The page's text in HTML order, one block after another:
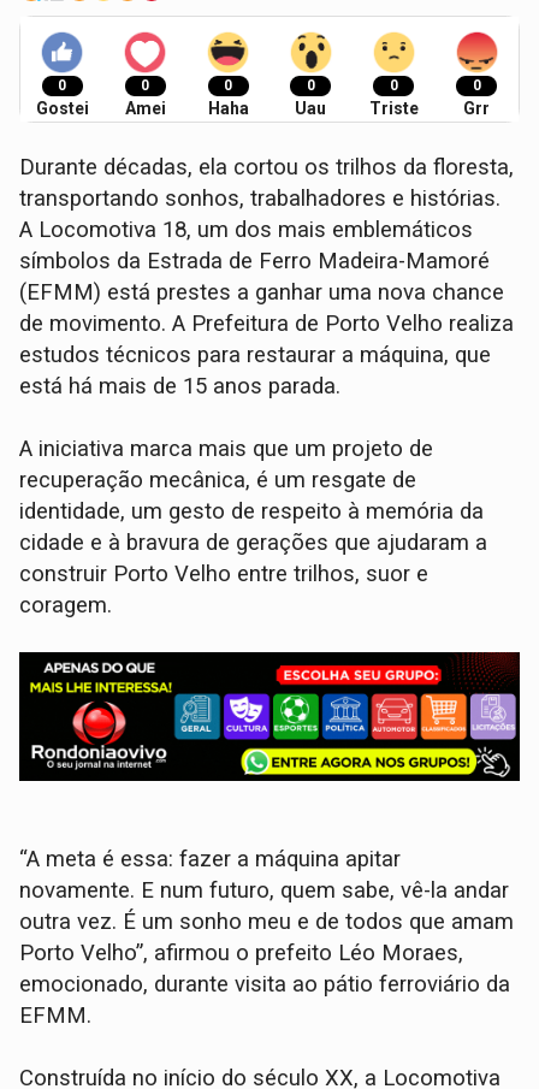
0
Gostei
0
Amei
0
Haha
0
Uau
0
Triste
0
Grr
Durante décadas, ela cortou os trilhos da floresta,
transportando sonhos, trabalhadores e histórias.
A Locomotiva 18, um dos mais emblemáticos
símbolos da Estrada de Ferro Madeira-Mamoré
(EFMM) está prestes a ganhar uma nova chance
de movimento. A Prefeitura de Porto Velho realiza
estudos técnicos para restaurar a máquina, que
está há mais de 15 anos parada.
A iniciativa marca mais que um projeto de
recuperação mecânica, é um resgate de
identidade, um gesto de respeito à memória da
cidade e à bravura de gerações que ajudaram a
construir Porto Velho entre trilhos, suor e
coragem.
“A meta é essa: fazer a máquina apitar
novamente. E num futuro, quem sabe, vê-la andar
outra vez. É um sonho meu e de todos que amam
Porto Velho”, afirmou o prefeito Léo Moraes,
emocionado, durante visita ao pátio ferroviário da
EFMM.
Construída no início do século XX, a Locomotiva